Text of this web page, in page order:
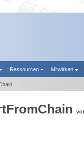
Ressourcen Mitwirken